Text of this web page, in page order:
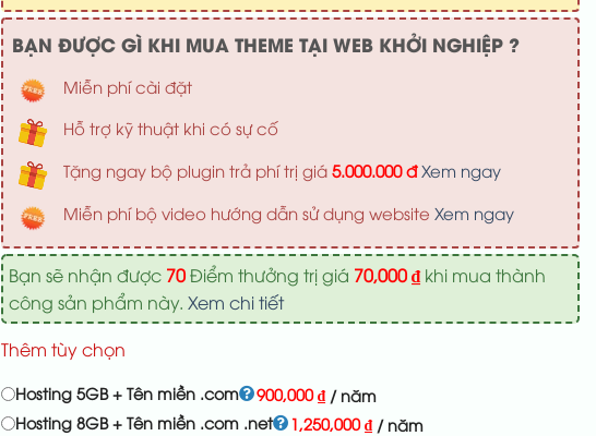
BẠN ĐƯỢC GÌ KHI MUA THEME TẠI WEB KHỞI NGHIỆP ?
Miễn phí cài đặt
Hỗ trợ kỹ thuật khi có sự cố
Tặng ngay bộ plugin trả phí trị giá 5.000.000 đ Xem ngay
Miễn phí bộ video hướng dẫn sử dụng website Xem ngay
Bạn sẽ nhận được 70Điểm thưởng trị giá 70,000₫khi mua thành
công sản phẩm này. Xem chi tiết
Thêm tùy chọn
Hosting 5GB + Tên miền .com 900,000₫ / năm
Hosting 8GB + Tên miền .com .net
1,250,000₫ / năm